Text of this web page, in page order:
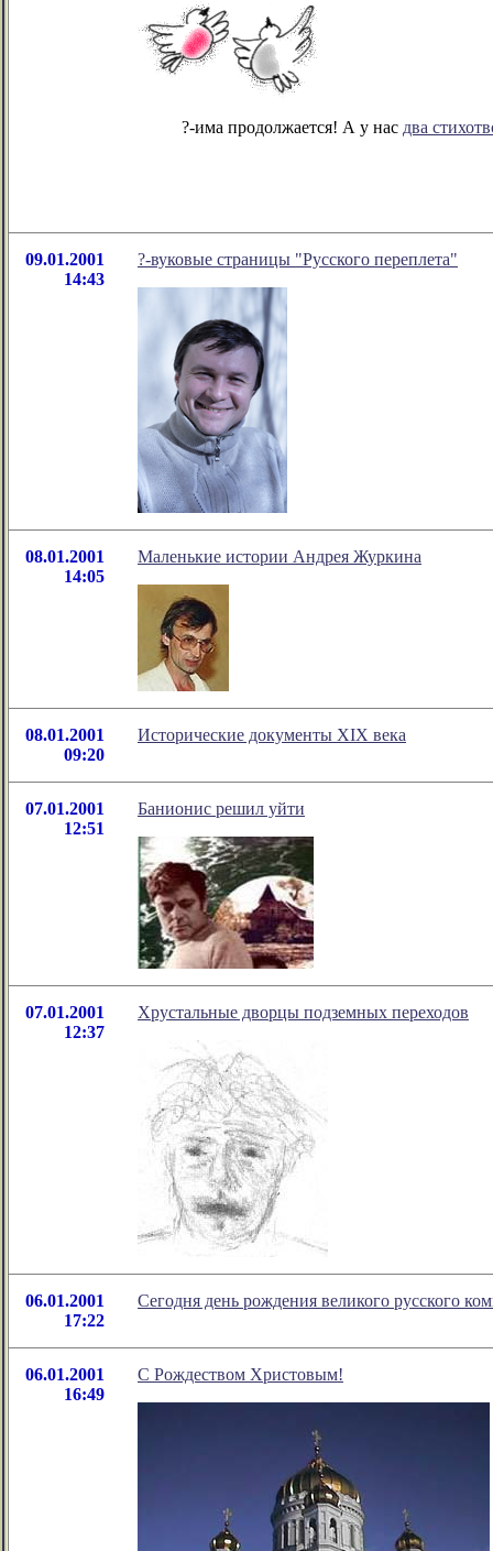
?-има продолжается! А у нас два
09.01.2001
14:43
?-вуковые страницы "Русского переплета"
08.01.2001
14:05
Маленькие истории Андрея Журкина
08.01.2001
09:20
Исторические документы XIX века
07.01.2001
12:51
Банионис решил уйти
07.01.2001
12:37
Хрустальные дворцы подземных переходов
06.01.2001
17:22
Сегодня день рождения великого русского
06.01.2001
16:49
С Рождеством Христовым!